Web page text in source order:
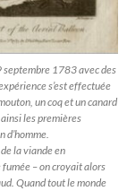
septembre 1783 avec des
s’est effectuée
un coq et un canard
les premières
d’homme.
la viande en
– on croyait alors
Quand tout le monde